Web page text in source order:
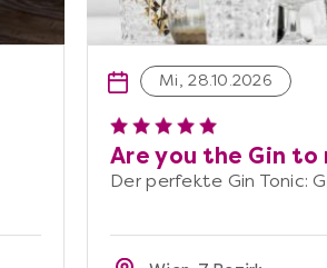
Mi, 28.10.2026
Are you the Gin to
Der perfekte Gin Tonic: